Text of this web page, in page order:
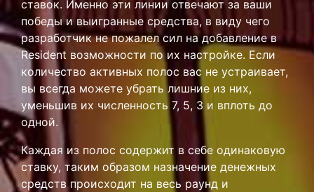
ставок. Именно эти линии отвечают за ваши
победы и выигранные средства, в виду чего
разработчик не пожалел сил на добавление в
Resident возможности по их настройке. Если
количество активных полос вас не устраивает,
вы всегда можете убрать лишние из них,
уменьшив их численность 7, 5, 3 и вплоть до
одной.
Каждая из полос содержит в себе одинаковую
ставку, таким образом назначение денежных
средств происходит на весь раунд и